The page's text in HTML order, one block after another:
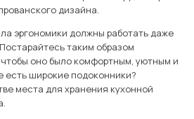
дизайна.
эргономики должны работать даже
таким образом
оно было комфортным, уютным и
широкие подоконники?
места для хранения кухонной